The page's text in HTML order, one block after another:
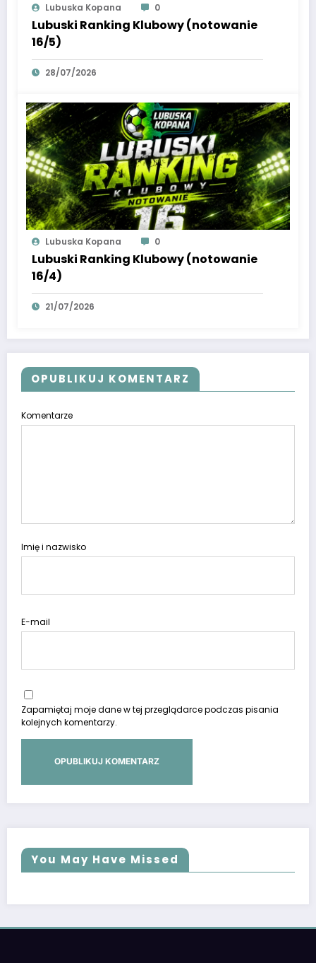
Lubuska Kopana 0
Lubuski Ranking Klubowy (notowanie
16/5)
28/07/2026
Lubuska Kopana 0
Lubuski Ranking Klubowy (notowanie
16/4)
21/07/2026
OPUBLIKUJ KOMENTARZ
Komentarze
Imię i nazwisko
E-mail
Zapamiętaj moje dane w tej przeglądarce podczas pisania
kolejnych komentarzy.
You May Have Missed